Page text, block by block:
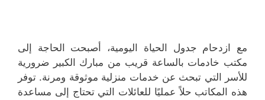
مع ازدحام جدول الحياة اليومية، أصبحت الحاجة إلى
مكتب خادمات بالساعة قريب من مبارك الكبير ضرورية
للأسر التي تبحث عن خدمات منزلية موثوقة ومرنة. توفر
هذه المكاتب حلاً عمليًا للعائلات التي تحتاج إلى مساعدة